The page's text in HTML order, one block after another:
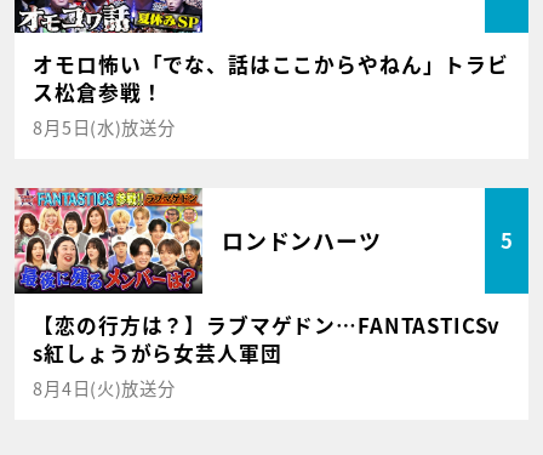
オモロ怖い「でな、話はここからやねん」トラビ
ス松倉参戦！
8月5日(水)放送分
ロンドンハーツ 5
【恋の行方は？】ラブマゲドン…FANTASTICSv
s紅しょうがら女芸人軍団
8月4日(火)放送分